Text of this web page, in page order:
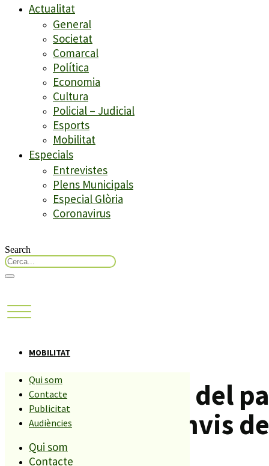
Actualitat
General
Societat
Comarcal
Política
Economia
Cultura
Policial – Judicial
Esports
Mobilitat
Especials
Entrevistes
Plens Municipals
Especial Glòria
Coronavirus
Search
Qui som
Contacte
Publicitat
Audiències
Qui som
Contacte
MOBILITAT
La inauguració del
comportarà canvis